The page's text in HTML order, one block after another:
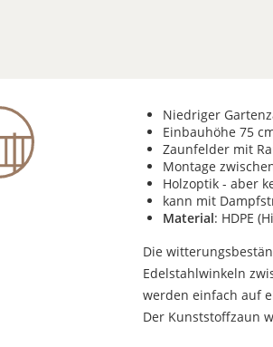
Niedriger
Einbauhöhe 75
Zaunfelder mit
Montage
Holzoptik - aber
kann mit
Material: HDPE
Die
Edelstahlwinkeln
werden einfach auf
Der Kunststoffzaun